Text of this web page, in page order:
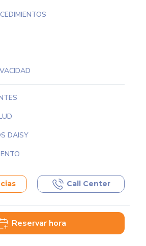
DAISY
Call Center
Reservar hora